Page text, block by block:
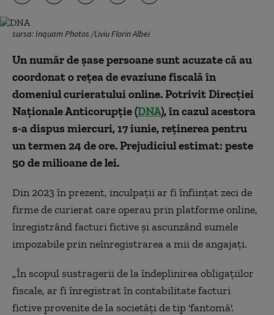
sursa: Inquam Photos /Liviu Florin Albei
Un număr de şase persoane sunt acuzate că au
coordonat o reţea de evaziune fiscală în
domeniul curieratului online. Potrivit Direcţiei
Naţionale Anticorupţie (DNA), în cazul acestora
s-a dispus miercuri, 17 iunie, reținerea pentru
un termen 24 de ore. Prejudiciul estimat: peste
50 de milioane de lei.
Din 2023 în prezent, inculpaţii ar fi înfiinţat zeci de
firme de curierat care operau prin platforme online,
înregistrând facturi fictive şi ascunzând sumele
impozabile prin neînregistrarea a mii de angajaţi.
„În scopul sustragerii de la îndeplinirea obligaţiilor
fiscale, ar fi înregistrat în contabilitate facturi
fictive provenite de la societăţi de tip 'fantomă'.